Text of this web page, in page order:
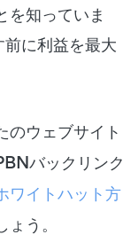
を知っていま
に利益を最大
のウェブサイト
バックリンク
ワイトハット方
う。